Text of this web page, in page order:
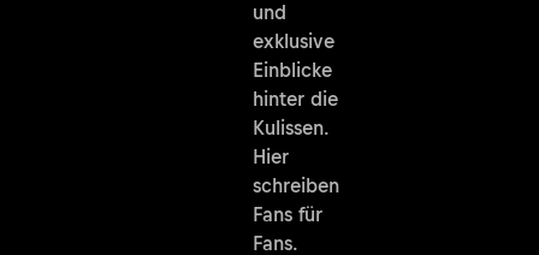
und
exklusive
Einblicke
hinter die
Kulissen.
Hier
schreiben
Fans für
Fans.